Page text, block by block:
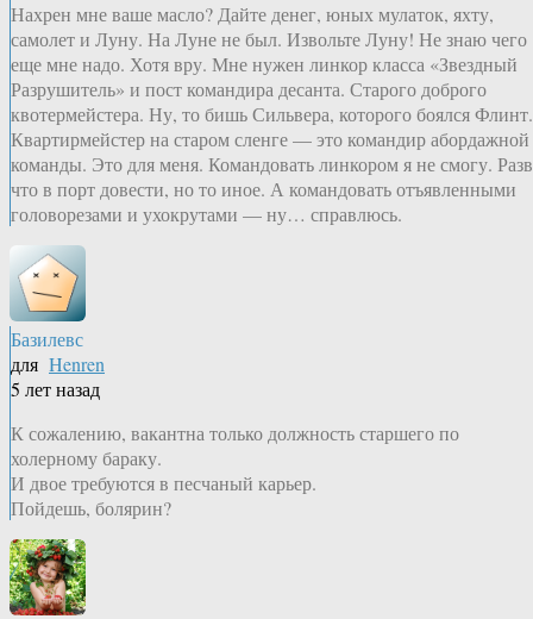
Нахрен мне ваше масло? Дайте денег, юных мулаток, яхту,
самолет и Луну. На Луне не был. Извольте Луну! Не знаю чего
еще мне надо. Хотя вру. Мне нужен линкор класса «Звездный
Разрушитель» и пост командира десанта. Старого доброго
квотермейстера. Ну, то бишь Сильвера, которого боялся Флинт.
Квартирмейстер на старом сленге — это командир абордажной
команды. Это для меня. Командовать линкором я не смогу.
что в порт довести, но то иное. А командовать отъявленными
головорезами и ухокрутами — ну… справлюсь.
Базилевс
для Henren
5 лет назад
К сожалению, вакантна только должность старшего по
холерному бараку.
И двое требуются в песчаный карьер.
Пойдешь, болярин?